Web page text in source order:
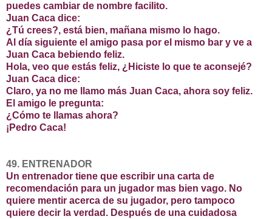
puedes cambiar de nombre facilito.
Juan Caca dice:
¿Tú crees?, está bien, mañana mismo lo hago.
Al día siguiente el amigo pasa por el mismo bar y ve a
Juan Caca bebiendo feliz.
Hola, veo que estás feliz, ¿Hiciste lo que te aconsejé?
Juan Caca dice:
Claro, ya no me llamo más Juan Caca, ahora soy feliz.
El amigo le pregunta:
¿Cómo te llamas ahora?
¡Pedro Caca!
49. ENTRENADOR
Un entrenador tiene que escribir una carta de
recomendación para un jugador mas bien vago. No
quiere mentir acerca de su jugador, pero tampoco
quiere decir la verdad. Después de una cuidadosa